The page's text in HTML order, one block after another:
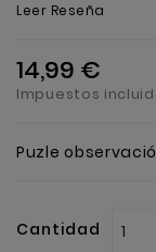
Infantil
Stranger
Things
Anekke
Categorias
Leer Reseña
14,99 €
Impuestos
Puzle
Cantidad